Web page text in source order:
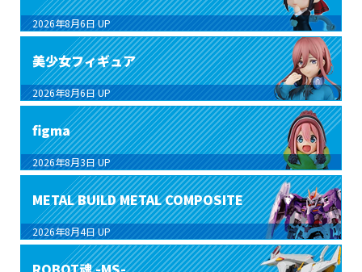
2026年8月6日 UP
美少女フィギュア
2026年8月6日 UP
figma
2026年8月3日 UP
METAL BUILD METAL COMPOSITE
2026年8月4日 UP